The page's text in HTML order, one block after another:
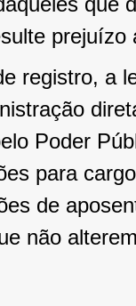
prejuízo
registro, a
Poder
para
de
não